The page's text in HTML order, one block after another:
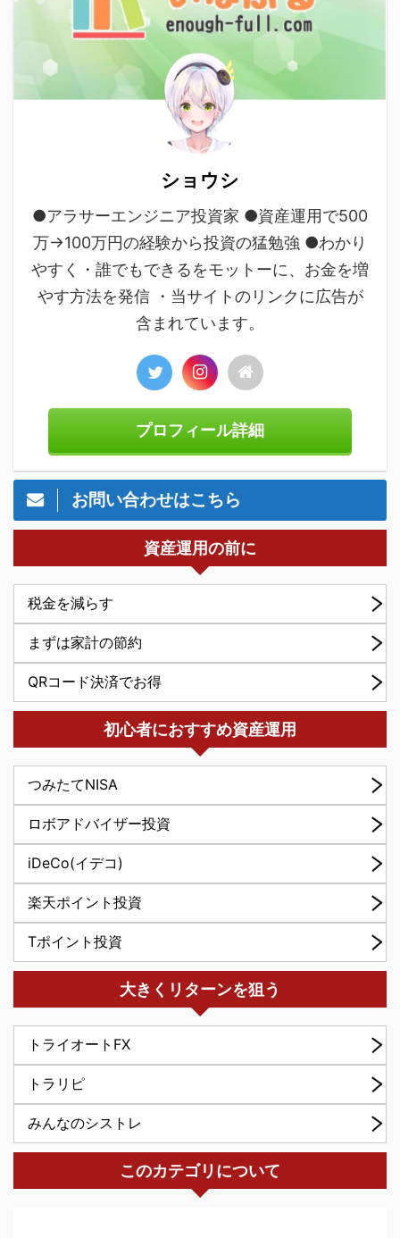
ショウシ
●アラサーエンジニア投資家 ●資産運用で500
万→100万円の経験から投資の猛勉強 ●わかり
やすく・誰でもできるをモットーに、お金を増
やす方法を発信 ・当サイトのリンクに広告が
含まれています。
プロフィール詳細
お問い合わせはこちら
資産運用の前に
税金を減らす
まずは家計の節約
QRコード決済でお得
初心者におすすめ資産運用
つみたてNISA
ロボアドバイザー投資
iDeCo(イデコ)
楽天ポイント投資
Tポイント投資
大きくリターンを狙う
トライオートFX
トラリピ
みんなのシストレ
このカテゴリについて